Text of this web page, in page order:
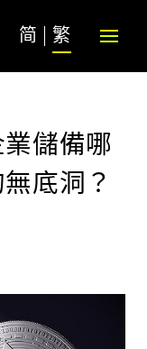
简 繁
儲備哪
底洞？